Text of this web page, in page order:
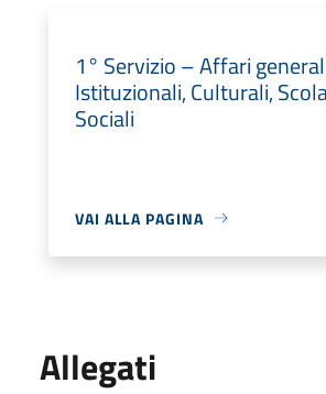
1° Servizio – Affari
Istituzionali, Culturali,
Sociali
VAI ALLA PAGINA
Allegati